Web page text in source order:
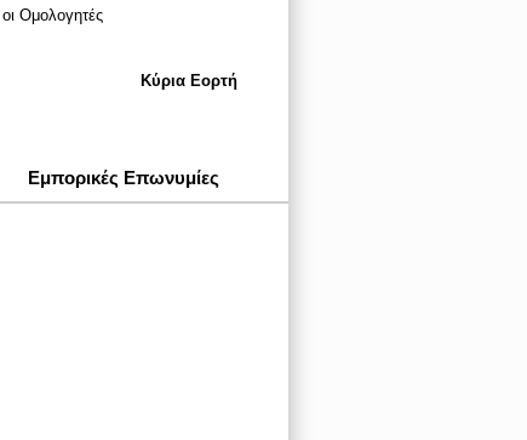
Ομολογητές
Κύρια Εορτή
Εμπορικές Επωνυμίες